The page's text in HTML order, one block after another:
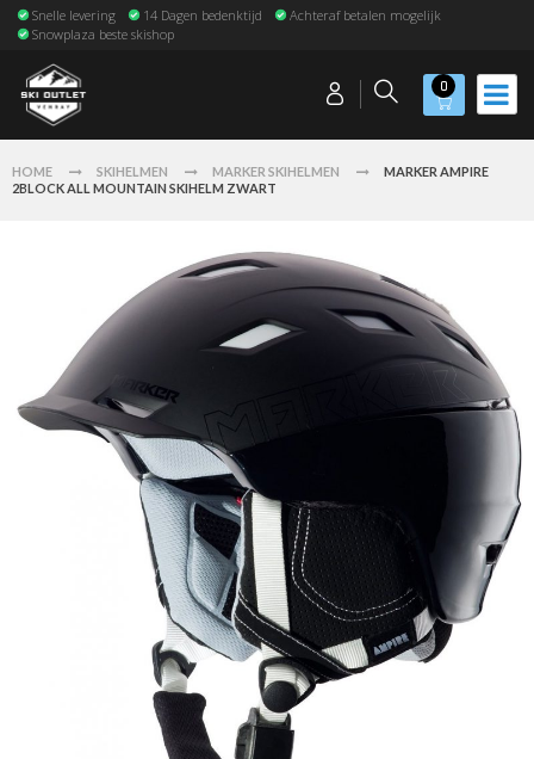
Snelle levering 14 Dagen bedenktijd
Achteraf betalen mogelijk
Snowplaza beste skishop
0
HOME SKIHELMEN MARKER SKIHELMEN
MARKER AMPIRE
2BLOCK ALL MOUNTAIN SKIHELM ZWART